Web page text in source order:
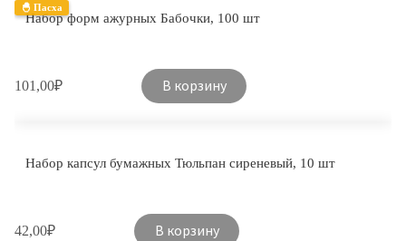
🐣 Пасха
Набор форм ажурных Бабочки, 100 шт
101,00₽ В корзину
Набор капсул бумажных Тюльпан сиреневый, 10 шт
42,00₽ В корзину